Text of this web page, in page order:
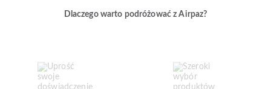
Dlaczego warto podróżować z Airpaz?